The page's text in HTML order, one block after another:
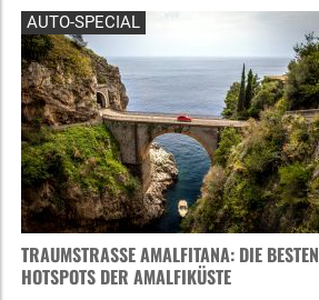
AUTO-SPECIAL
TRAUMSTRASSE AMALFITANA: DIE BESTEN H
OTSPOTS DER AMALFIKÜSTE